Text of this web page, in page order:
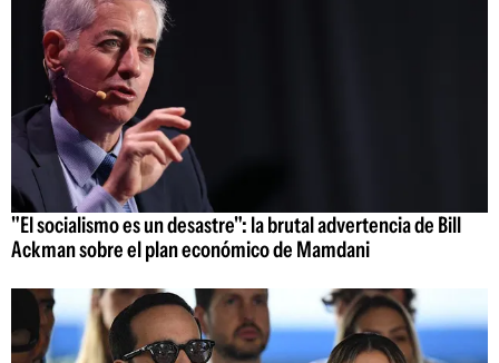
"El socialismo es un desastre": la brutal advertencia de Bill
Ackman sobre el plan económico de Mamdani